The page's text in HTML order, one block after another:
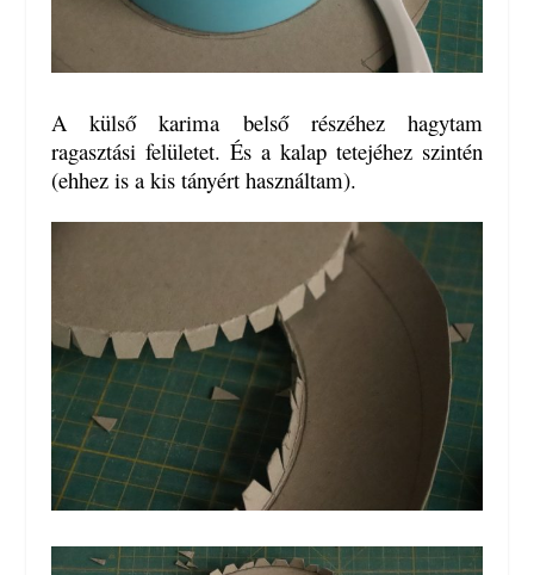
A külső karima belső részéhez hagytam
ragasztási felületet. És a kalap tetejéhez szintén
(ehhez is a kis tányért használtam).